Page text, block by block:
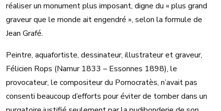
réaliser un monument plus imposant, digne du « plus grand
graveur que le monde ait engendré », selon la formule de
Jean Grafé.
Peintre, aquafortiste, dessinateur, illustrateur et graveur,
Félicien Rops (Namur 1833 – Essonnes 1898), le
provocateur, le compositeur du Pornocratès, n’avait pas
consenti beaucoup d’efforts pour éviter de tomber dans un